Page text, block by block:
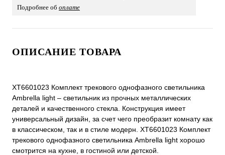
Подробнее об оплате
ОПИСАНИЕ ТОВАРА
XT6601023 Комплект трекового однофазного светильника
Ambrella light – светильник из прочных металлических
деталей и качественного стекла. Конструкция имеет
универсальный дизайн, за счет чего преобразит комнату как
в классическом, так и в стиле модерн. XT6601023 Комплект
трекового однофазного светильника Ambrella light хорошо
смотрится на кухне, в гостиной или детской.